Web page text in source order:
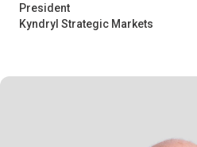
President
Kyndryl Strategic Markets